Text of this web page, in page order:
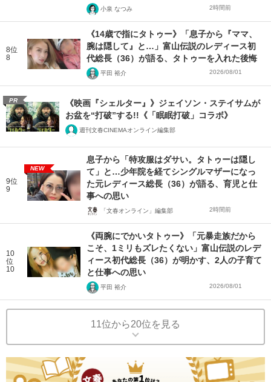
小泉 なつみ 2時間前
8位
8
《14歳で指にタトゥー》「息子から『ママ、
腕は隠して』と…」富山伝説のレディース初
代総長（36）が語る、タトゥーを入れた後悔
平田 裕介 2026/08/01
PR
《映画『シェルター』》ジェイソン・ステイサムが
お盆を“打破”する!!《「眠眠打破」コラボ》
週刊文春CINEMAオンライン編集部
9位
9
NEW
息子から「特攻服はダサい。タトゥーは隠し
て」と…少年院を経てシングルマザーになっ
た元レディース総長（36）が語る、育児と仕
事への思い
「文春オンライン」編集部 2時間前
10
位
10
《両腕にでかいタトゥー》「元暴走族だから
こそ、1ミリもズレたくない」富山伝説のレデ
ィース初代総長（36）が明かす、2人の子育て
と仕事への思い
平田 裕介 2026/08/01
11位から20位を見る